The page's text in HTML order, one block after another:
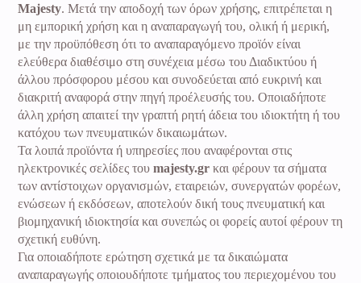
(Hydrodermabrasion)
Δερμοαπόξεση
GREEN PEEL® –
PHYTOPEELING
Μεσοθεραπεία
Μασαζ
Κυτταρίτιδας
Cavitation
After Birth Plan
by Majesty
Majesty. Μετά την αποδοχή των όρων χρήσης, επιτρέπεται η
μη εμπορική χρήση και η αναπαραγωγή του, ολική ή μερική,
με την προϋπόθεση ότι το αναπαραγόμενο προϊόν είναι
ελεύθερα διαθέσιμο στη συνέχεια μέσω του Διαδικτύου ή
άλλου πρόσφορου μέσου και συνοδεύεται από ευκρινή και
διακριτή αναφορά στην πηγή προέλευσής του. Οποιαδήποτε
άλλη χρήση απαιτεί την γραπτή ρητή άδεια του ιδιοκτήτη ή του
κατόχου των πνευματικών δικαιωμάτων.
Τα λοιπά προϊόντα ή υπηρεσίες που αναφέρονται στις
ηλεκτρονικές σελίδες τουmajesty.gr και φέρουν τα σήματα
των αντίστοιχων οργανισμών, εταιρειών, συνεργατών φορέων,
ενώσεων ή εκδόσεων, αποτελούν δική τους πνευματική και
βιομηχανική ιδιοκτησία και συνεπώς οι φορείς αυτοί φέρουν τη
σχετική ευθύνη.
Για οποιαδήποτε ερώτηση σχετικά με τα δικαιώματα
αναπαραγωγής οποιουδήποτε τμήματος του περιεχομένου του